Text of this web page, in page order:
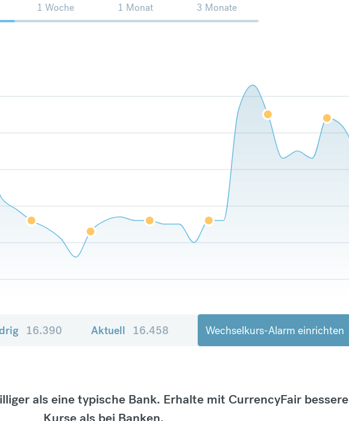
1 Woche 1 Monat 3 Monate
16.390 Aktuell 16.458 Wechselkurs-Alarm einrichten
als eine typische Bank. Erhalte mit CurrencyFair bessere
Kurse als bei Banken.